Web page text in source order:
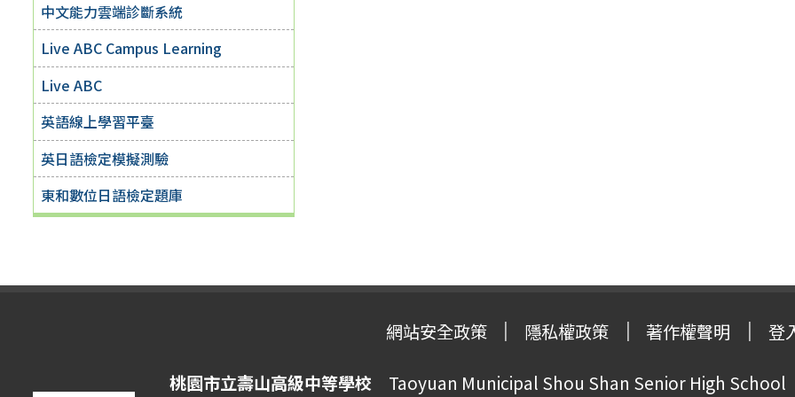
中文能力雲端診斷系統
Live ABC Campus Learning
Live ABC
英語線上學習平臺
英日語檢定模擬測驗
東和數位日語檢定題庫
網站安全政策 隱私權政策 著作權聲明 登
桃園市立壽山高級中等學校 Taoyuan Municipal Shou Shan Senior High School